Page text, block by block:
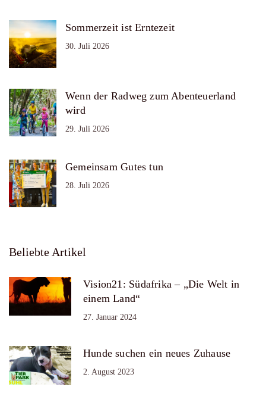
Sommerzeit ist Erntezeit
30. Juli 2026
Wenn der Radweg zum Abenteuerland
wird
29. Juli 2026
Gemeinsam Gutes tun
28. Juli 2026
Beliebte Artikel
Vision21: Südafrika – „Die Welt in
einem Land“
27. Januar 2024
Hunde suchen ein neues Zuhause
2. August 2023